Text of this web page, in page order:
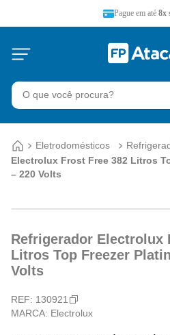
Pague em até 8x
O que você procura?
Eletrodomésticos
Electrolux Frost Free 382 Litros
– 220 Volts
Refrigerador Electrolux
Litros Top Freezer
Volts
REF: 130921
MARCA: Electrolux